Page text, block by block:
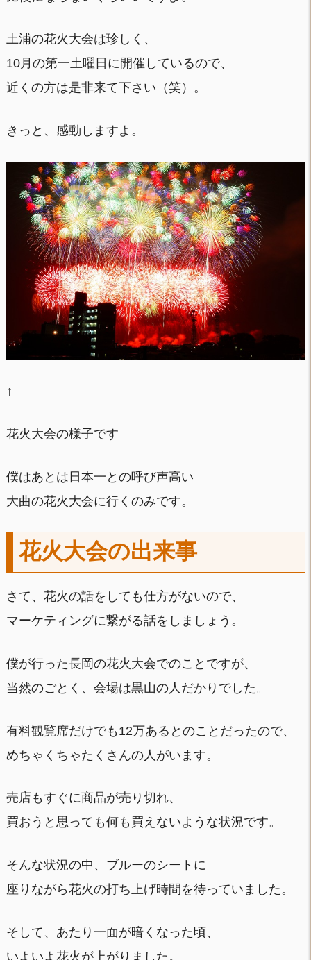
土浦の花火大会は珍しく、
10月の第一土曜日に開催しているので、
近くの方は是非来て下さい（笑）。
きっと、感動しますよ。
↑
花火大会の様子です
僕はあとは日本一との呼び声高い
大曲の花火大会に行くのみです。
花火大会の出来事
さて、花火の話をしても仕方がないので、
マーケティングに繋がる話をしましょう。
僕が行った長岡の花火大会でのことですが、
当然のごとく、会場は黒山の人だかりでした。
有料観覧席だけでも12万あるとのことだったので、
めちゃくちゃたくさんの人がいます。
売店もすぐに商品が売り切れ、
買おうと思っても何も買えないような状況です。
そんな状況の中、ブルーのシートに
座りながら花火の打ち上げ時間を待っていました。
そして、あたり一面が暗くなった頃、
いよいよ花火が上がりました。